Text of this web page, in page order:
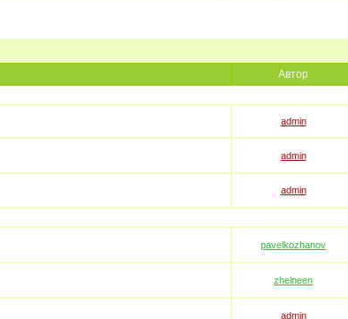
Автор
admin
admin
admin
pavelkozhanov
zhelneen
admin